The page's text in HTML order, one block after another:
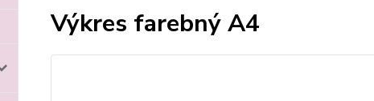
Výkres farebný A4